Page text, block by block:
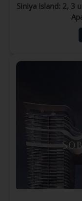
Siniya Island: 2, 3